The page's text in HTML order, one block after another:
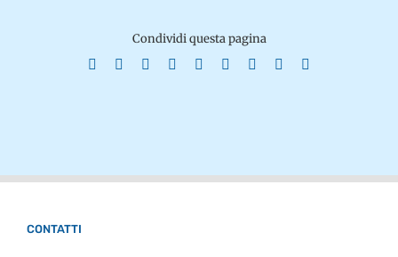
Condividi questa pagina
Facebook Reddit LinkedInWhatsApp
TumblrPinterest
CONTATTI